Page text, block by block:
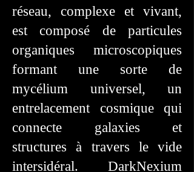
réseau, complexe et vivant,
est composé de particules
organiques microscopiques
formant une sorte de
mycélium universel, un
entrelacement cosmique qui
connecte galaxies et
structures à travers le vide
intersidéral. DarkNexium